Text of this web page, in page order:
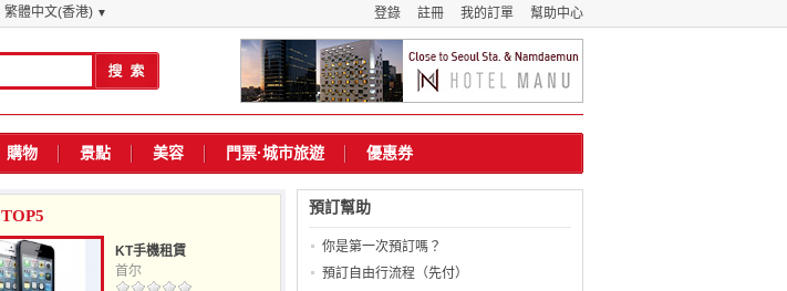
幫助中心
我的訂單
註冊
登錄
繁體中文(香港) ▼
購物 景點 美容 門票·城市旅遊 優惠券
TOP5
KT手機租賃
首尔
預訂幫助
你是第一次預訂嗎？
預訂自由行流程（先付）